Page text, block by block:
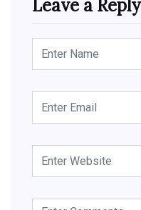
Leave a Reply